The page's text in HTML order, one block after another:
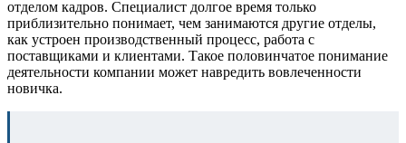
отделом кадров. Специалист долгое время только
приблизительно понимает, чем занимаются другие отделы,
как устроен производственный процесс, работа с
поставщиками и клиентами. Такое половинчатое понимание
деятельности компании может навредить вовлеченности
новичка.